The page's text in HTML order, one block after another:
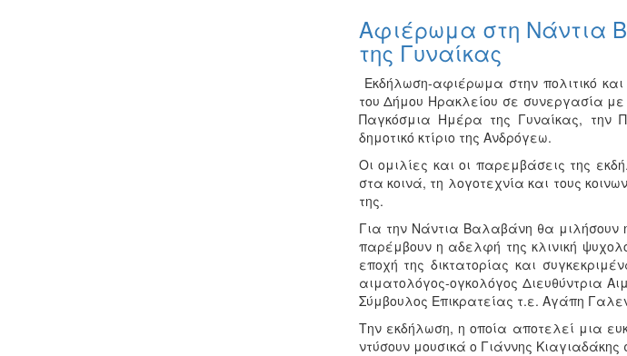
Αφιέρωμα στη Νάντια
της Γυναίκας
Εκδήλωση-αφιέρωμα στην πολιτικό
του Δήμου Ηρακλείου σε συνεργασία
Παγκόσμια Ημέρα της Γυναίκας, την
δημοτικό κτίριο της Ανδρόγεω.
Οι ομιλίες και οι παρεμβάσεις της
στα κοινά, τη λογοτεχνία και τους
της.
Για την Νάντια Βαλαβάνη θα μιλήσουν
παρέμβουν η αδελφή της κλινική
εποχή της δικτατορίας και
αιματολόγος-ογκολόγος Διευθύντρια
Σύμβουλος Επικρατείας τ.ε. Αγάπη
Την εκδήλωση, η οποία αποτελεί μια
ντύσουν μουσικά ο Γιάννης